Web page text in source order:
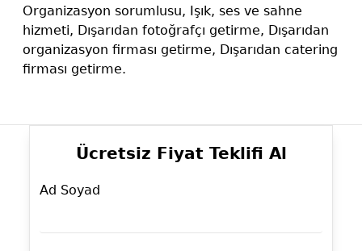
Organizasyon sorumlusu, Işık, ses ve sahne
hizmeti, Dışarıdan fotoğrafçı getirme, Dışarıdan
organizasyon firması getirme, Dışarıdan catering
firması getirme.
Ücretsiz Fiyat Teklifi Al
Ad Soyad